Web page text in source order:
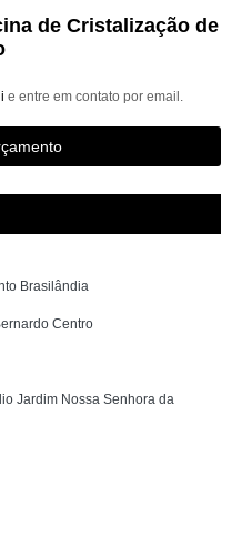
de Cristalização de
e entre em contato por email.
Brasilândia
Centro
Jardim Nossa Senhora da